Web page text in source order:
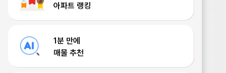
아파트 랭킹
1분 만에
매물 추천